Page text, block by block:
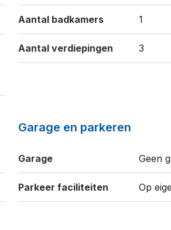
Aantal badkamers 1
Aantal verdiepingen 3
Garage en parkeren
Garage Geen
Parkeer faciliteiten Op